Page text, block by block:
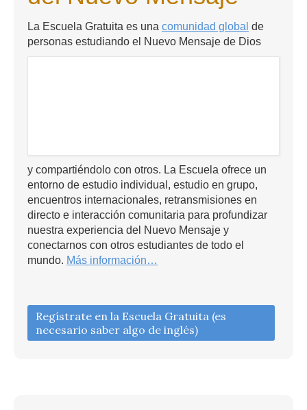
La Escuela Gratuita es una comunidad global de
personas estudiando el Nuevo Mensaje de Dios
y compartiéndolo con otros. La Escuela ofrece un
entorno de estudio individual, estudio en grupo,
encuentros internacionales, retransmisiones en
directo e interacción comunitaria para profundizar
nuestra experiencia del Nuevo Mensaje y
conectarnos con otros estudiantes de todo el
mundo. Más información…
Regístrate en la Escuela Gratuita (es
necesario saber algo de inglés)